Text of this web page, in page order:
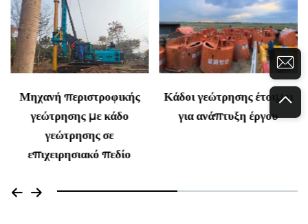
Κάδοι γεώτρησης έτοιμοι
για ανάπτυξη έργου
Κάδος γεώτρησης ανοιχτού
τύπου για πασσάλωση